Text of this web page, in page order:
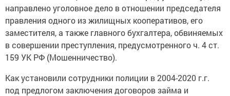
направлено уголовное дело в отношении председателя
правления одного из жилищных кооперативов, его
заместителя, а также главного бухгалтера, обвиняемых
в совершении преступления, предусмотренного ч. 4 ст.
159 УК РФ (Мошенничество).
Как установили сотрудники полиции в 2004-2020 г.г.
под предлогом заключения договоров займа и